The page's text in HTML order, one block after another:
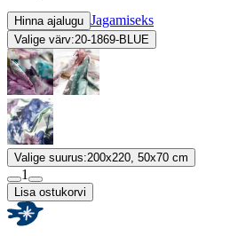
Hinna ajalugu Jagamiseks
Valige värv:20-1869-BLUE
Valige suurus:200x220, 50x70 cm
1
Lisa ostukorvi